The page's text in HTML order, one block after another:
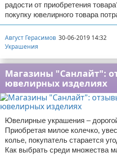
радости от приобретения
покупку ювелирного товара
Август Герасимов 30-06-2019 14:32
Украшения
Магазины "Санлайт":
ювелирных изделиях
Ювелирные украшения –
Приобретая милое колечко,
колье, покупатель старается
Как выбрать среди множества